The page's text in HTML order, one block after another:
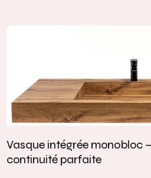
Vasque intégrée monobloc
continuité parfaite